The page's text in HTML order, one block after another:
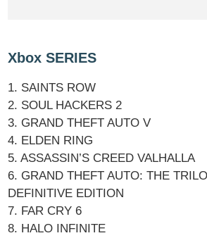
Xbox SERIES
1. SAINTS ROW
2. SOUL HACKERS 2
3. GRAND THEFT AUTO V
4. ELDEN RING
5. ASSASSIN’S CREED VALHALLA
6. GRAND THEFT AUTO: THE
DEFINITIVE EDITION
7. FAR CRY 6
8. HALO INFINITE